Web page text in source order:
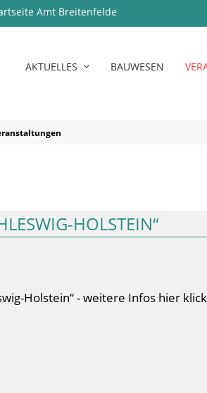
Amt Breitenfelde
AKTUELLES BAUWESEN
HOLSTEIN“
Holstein“ - weitere Infos hier